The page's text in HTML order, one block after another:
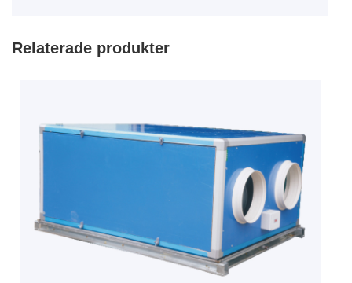
Relaterade produkter